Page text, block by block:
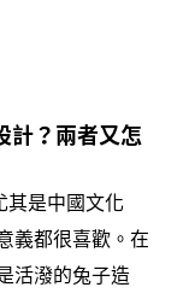
計？兩者又怎
其是中國文化
義都很喜歡。在
活潑的兔子造